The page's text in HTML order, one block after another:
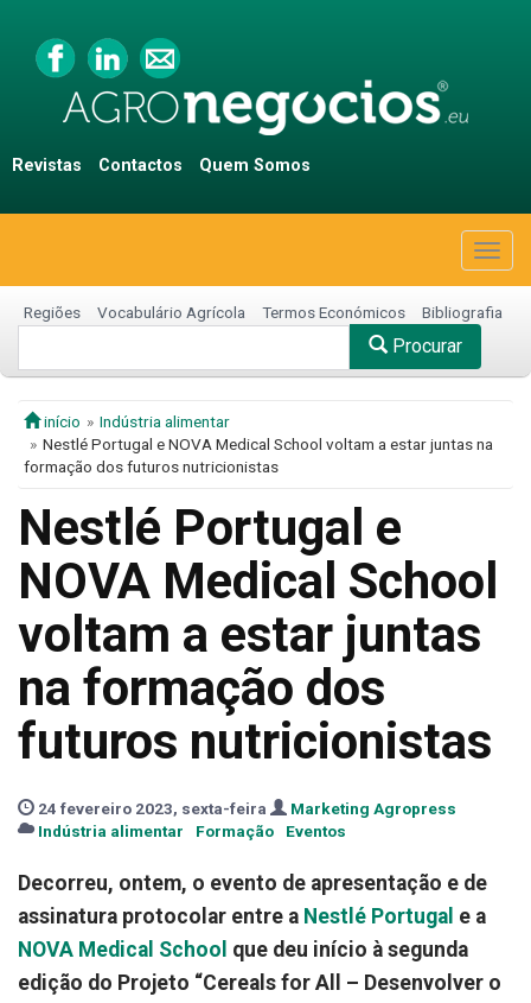
Revistas Contactos Quem Somos
Regiões Vocabulário Agrícola Termos Económicos Bibliografia
Procurar
início
Indústria alimentar
Nestlé Portugal e NOVA Medical School voltam a estar juntas na
formação dos futuros nutricionistas
Nestlé Portugal e
NOVA Medical School
voltam a estar juntas
na formação dos
futuros nutricionistas
24 fevereiro 2023, sexta-feira
Marketing Agropress
Indústria alimentar
Formação Eventos
Decorreu, ontem, o evento de apresentação e de
assinatura protocolar entre a Nestlé Portugal e a
NOVA Medical School que deu início à segunda
edição do Projeto “Cereals for All – Desenvolver o